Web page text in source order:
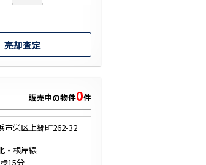
売却査定
販売中の物件0件
市栄区上郷町262-32
・根岸線
15分